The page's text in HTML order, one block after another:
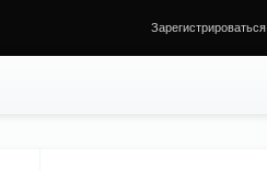
Зарегистрироваться